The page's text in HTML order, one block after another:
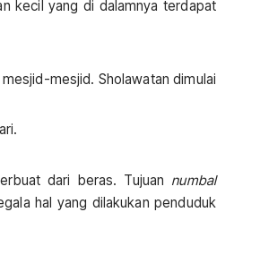
kecil yang di dalamnya terdapat
mesjid. Sholawatan dimulai
dari beras. Tujuan numbal
hal yang dilakukan penduduk